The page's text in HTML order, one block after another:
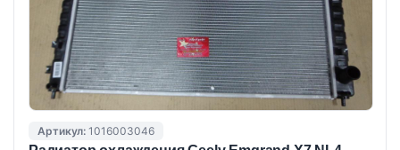
Артикул: 1016003046